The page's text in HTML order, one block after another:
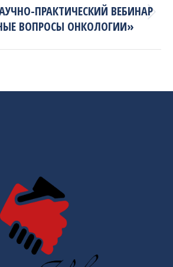
Next
project:
ПРАКТИЧЕСКИЙ ВЕБИНАР
ВОПРОСЫ ОНКОЛОГИИ»